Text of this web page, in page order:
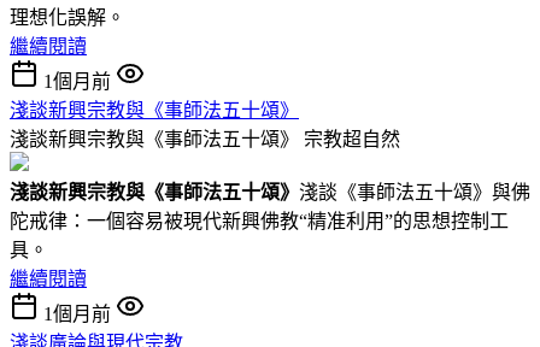
理想化誤解。
繼續閱讀
1個月前
淺談新興宗教與《事師法五十頌》
淺談新興宗教與《事師法五十頌》 宗教超自然
淺談新興宗教與 《事師法五十頌》 淺談《事師法五十頌》與佛
陀戒律：一個容易被現代新興佛教“精准利用”的思想控制工
具。
繼續閱讀
1個月前
淺談廣論與現代宗教